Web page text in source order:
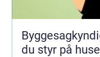
Byggesagkyndig
du styr på